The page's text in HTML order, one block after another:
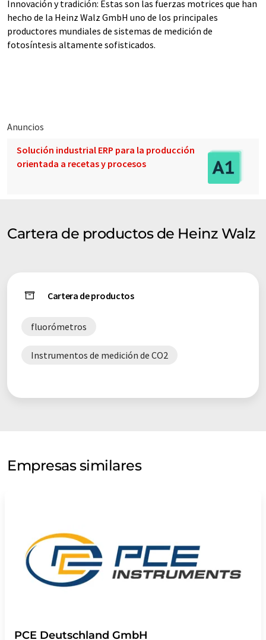
Innovación y tradición: Estas son las fuerzas motrices que han
hecho de la Heinz Walz GmbH uno de los principales
productores mundiales de sistemas de medición de
fotosíntesis altamente sofisticados.
Anuncios
Solución industrial ERP para la producción
orientada a recetas y procesos
Cartera de productos de Heinz Walz
Cartera de productos
fluorómetros
Instrumentos de medición de CO2
Empresas similares
PCE Deutschland GmbH